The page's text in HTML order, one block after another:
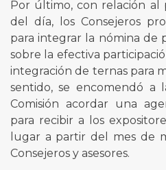
Por último, con relación
del día, los Consejeros
para integrar la nómina de
sobre la efectiva
integración de ternas para
sentido, se encomendó a
Comisión acordar una
para recibir a los
lugar a partir del mes de
Consejeros y asesores.